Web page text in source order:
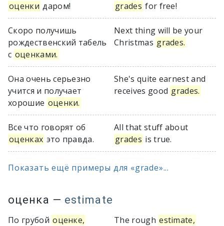
оценки даром!
grades for free!
Скоро получишь
рождественский табель
с оценками.
Next thing will be your
Christmas grades.
Она очень серьезно
учится и получает
хорошие оценки.
She's quite earnest and
receives good grades.
Все что говорят об
оценках это правда.
All that stuff about
grades is true.
Показать ещё примеры для «grade»...
оценка — estimate
По грубой оценке,
The rough estimate,